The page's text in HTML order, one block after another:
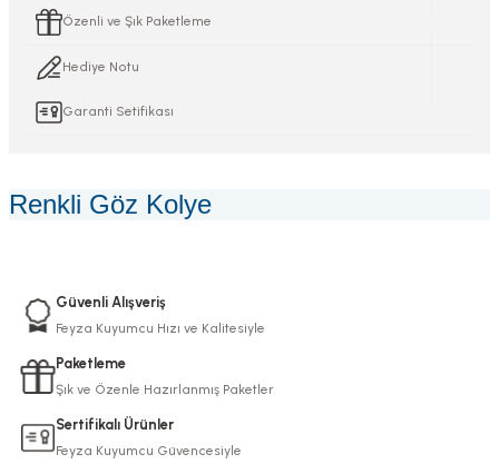
Özenli ve Şık Paketleme
Hediye Notu
Garanti Setifikası
Renkli Göz Kolye
Güvenli Alışveriş
Feyza Kuyumcu Hızı ve Kalitesiyle
Paketleme
Şık ve Özenle Hazırlanmış Paketler
Sertifikalı Ürünler
Feyza Kuyumcu Güvencesiyle